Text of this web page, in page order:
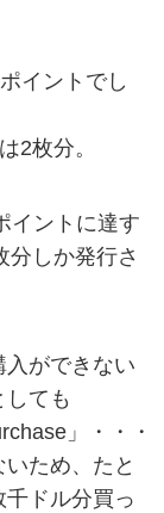
イントでし
2枚分。
イントに達す
分しか発行さ
入ができない
ても
」・・・
ため、たと
ドル分買っ